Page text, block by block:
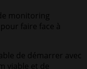
monitoring
pour faire face à
de démarrer avec
viable et de